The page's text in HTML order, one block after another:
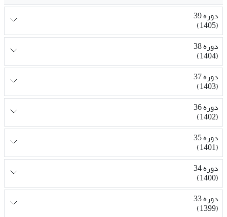
دوره 39
(1405)
دوره 38
(1404)
دوره 37
(1403)
دوره 36
(1402)
دوره 35
(1401)
دوره 34
(1400)
دوره 33
(1399)